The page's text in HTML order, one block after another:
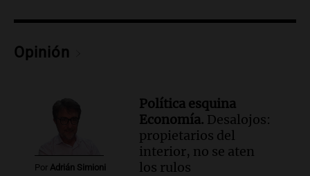
Panorama Federal
Episodios
sus salarios, denuncian desde el
sindicato
Audio.La justicia reconoce el COVID
Opinión
Por Adrián Simioni
Política esquina
Economía. Desalojos:
propietarios del
interior, no se aten
los rulos